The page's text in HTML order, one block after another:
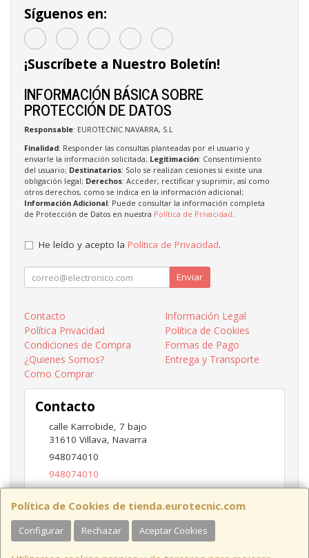
Política de Cookies de tienda.eurotecnic.com
Configurar Rechazar Aceptar Cookies
Síguenos en:
¡Suscríbete a Nuestro Boletín!
INFORMACIÓN BÁSICA SOBRE
PROTECCIÓN DE DATOS
Responsable: EUROTECNIC NAVARRA, S.L
Finalidad: Responder las consultas planteadas por el usuario y
enviarle la información solicitada; Legitimación: Consentimiento
del usuario; Destinatarios: Solo se realizan cesiones si existe una
obligación legal; Derechos: Acceder, rectificar y suprimir, así como
otros derechos, como se indica en la información adicional;
Información Adicional: Puede consultar la información completa
de Protección de Datos en nuestra Política de Privacidad
He leído y acepto la Política de Privacidad.
Enviar
Contacto
Información Legal
Política Privacidad
Política de Cookies
Condiciones de Compra
Formas de Pago
¿Quienes Somos?
Entrega y Transporte
Como Comprar
Contacto
calle Karrobide, 7 bajo
31610 Villava, Navarra
948074010
948074010
ventas@eurotecnic.com
Horario